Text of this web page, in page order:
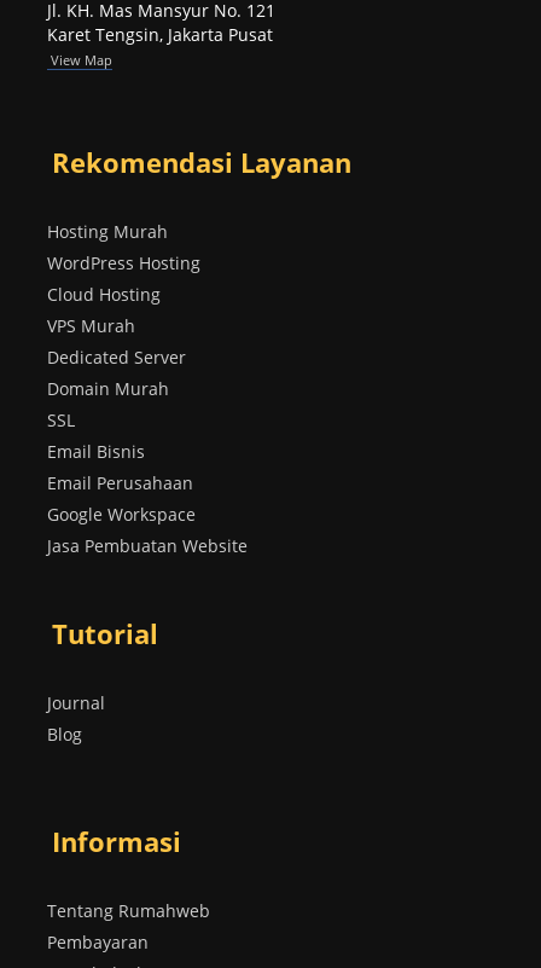
Jl. KH. Mas Mansyur No. 121
Karet Tengsin, Jakarta Pusat
View Map
Rekomendasi Layanan
Hosting Murah
WordPress Hosting
Cloud Hosting
VPS Murah
Dedicated Server
Domain Murah
SSL
Email Bisnis
Email Perusahaan
Google Workspace
Jasa Pembuatan Website
Tutorial
Journal
Blog
Informasi
Tentang Rumahweb
Pembayaran